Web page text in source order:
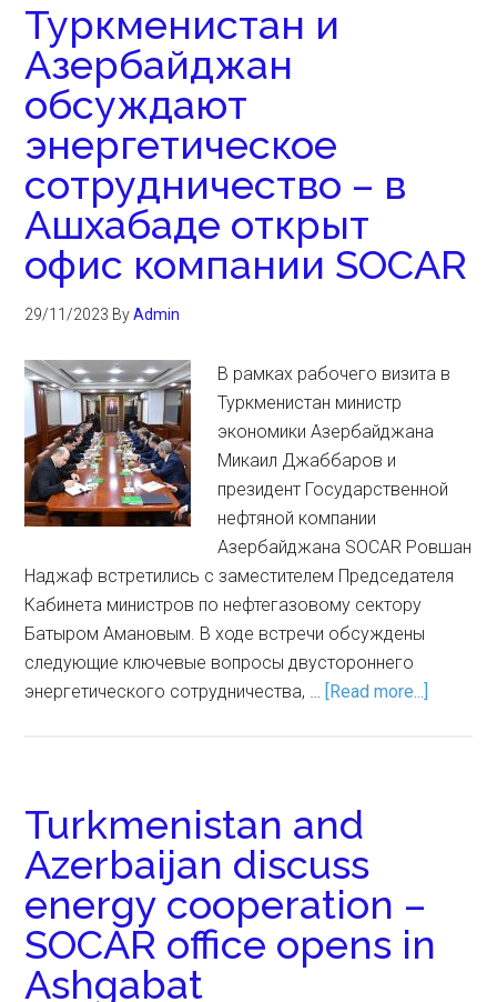
Туркменистан и
Азербайджан
обсуждают
энергетическое
сотрудничество – в
Ашхабаде открыт
офис компании SOCAR
29/11/2023 ByAdmin
В рамках рабочего визита в
Туркменистан министр
экономики Азербайджана
Микаил Джаббаров и
президент Государственной
нефтяной компании
Азербайджана SOCAR Ровшан
Наджаф встретились с заместителем Председателя
Кабинета министров по нефтегазовому сектору
Батыром Амановым. В ходе встречи обсуждены
следующие ключевые вопросы двустороннего
энергетического сотрудничества, … [Read more...]
Turkmenistan and
Azerbaijan discuss
energy cooperation –
SOCAR office opens in
Ashgabat